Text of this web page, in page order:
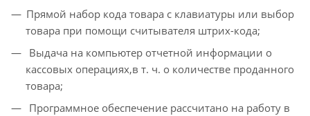
Прямой набор кода товара с клавиатуры или выбор
товара при помощи считывателя штрих-кода;
Выдача на компьютер отчетной информации о
кассовых операциях,в т. ч. о количестве проданного
товара;
Программное обеспечение рассчитано на работу в